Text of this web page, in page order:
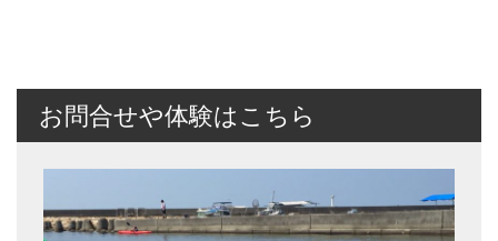
お問合せや体験はこちら